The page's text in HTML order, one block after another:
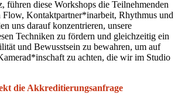
führen diese Workshops die Teilnehmenden
Flow, Kontaktpartner*inarbeit, Rhythmus und
uns darauf konzentrieren, unsere
Techniken zu fördern und gleichzeitig ein
und Bewusstsein zu bewahren, um auf
zu achten, die wir im Studio
die Akkreditierungsanfrage